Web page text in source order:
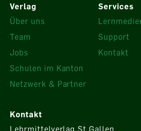
Verlag
Über uns
Team
Jobs
Schulen im Kanton
Netzwerk & Partner
Services
Support
Kontakt
Kontakt